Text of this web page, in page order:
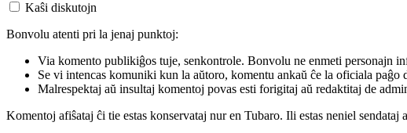
Kaŝi diskutojn
Bonvolu atenti pri la jenaj punktoj:
Via komento publikiĝos tuje, senkontrole. Bonvolu ne enmeti personajn
Se vi intencas komuniki kun la aŭtoro, komentu ankaŭ ĉe la oficiala paĝo
Malrespektaj aŭ insultaj komentoj povas esti forigitaj aŭ redaktitaj de
Komentoj afiŝataj ĉi tie estas konservataj nur en Tubaro. Ili estas neniel